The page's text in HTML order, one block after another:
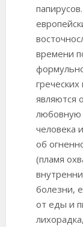
времени
являются
любовную
человека
об
(пламя
болезни,
от еды и